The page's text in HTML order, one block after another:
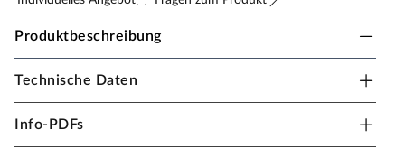
Produktbeschreibung
Pfosten Kiefer KDI mit Rundkopf
KDI Behandlung, daher ideal als Konstruktionsholz
Technische Daten
Info-PDFs